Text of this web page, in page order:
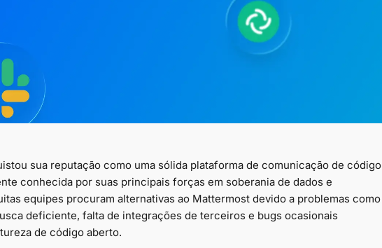
sua reputação como uma sólida plataforma de comunicação de código
conhecida por suas principais forças em soberania de dados e
equipes procuram alternativas ao Mattermost devido a problemas como
deficiente, falta de integrações de terceiros e bugs ocasionais
de código aberto.